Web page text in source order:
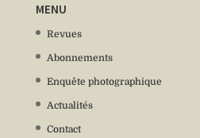
MENU
Revues
Abonnements
Enquête photographique
Actualités
Contact